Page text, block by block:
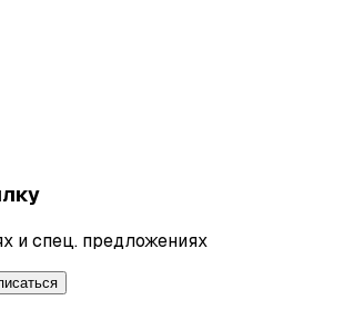
и спец. предложениях